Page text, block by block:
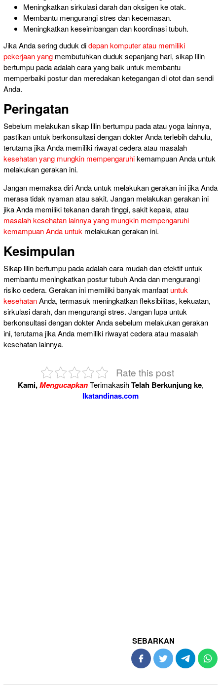
Meningkatkan sirkulasi darah dan oksigen ke otak.
Membantu mengurangi stres dan kecemasan.
Meningkatkankeseimbangan dankoordinasi tubuh.
Jika Anda sering duduk didepan komputer atau memiliki
pekerjaan yang membutuhkan duduk sepanjang hari, sikap lilin
bertumpu pada adalah cara yang baik untuk membantu
memperbaiki postur dan meredakan ketegangan di otot dan sendi
Anda.
Peringatan
Sebelum melakukan sikap lilin bertumpu pada atau yoga lainnya,
pastikan untuk berkonsultasi dengan dokter Anda terlebih dahulu,
terutama jika Anda memiliki riwayat cedera atau masalah
kesehatan yang mungkin mempengaruhikemampuan Anda untuk
melakukan gerakan ini.
Jangan memaksa diri Anda untuk melakukan gerakan ini jika Anda
merasa tidak nyaman atau sakit. Jangan melakukan gerakan ini
jika Anda memiliki tekanan darah tinggi, sakit kepala, atau
masalah kesehatan lainnya yang mungkin mempengaruhi
kemampuan Anda untuk melakukan gerakan ini.
Kesimpulan
Sikap lilin bertumpu pada adalah cara mudah dan efektif untuk
membantu meningkatkan postur tubuh Anda dan mengurangi
risiko cedera. Gerakan ini memiliki banyak manfaat untuk
kesehatanAnda, termasuk meningkatkan fleksibilitas, kekuatan,
sirkulasi darah, dan mengurangi stres. Jangan lupa untuk
berkonsultasi dengan dokter Anda sebelum melakukan gerakan
ini, terutama jika Anda memiliki riwayat cedera atau masalah
kesehatan lainnya.
Rate this post
Kami,MengucapkanTerimakasihTelah Berkunjung ke,
Ikatandinas.com
SEBARKAN